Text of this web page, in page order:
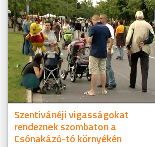
Szentivánéji vigasságokat
rendeznek szombaton a
Csónakázó-tó környékén